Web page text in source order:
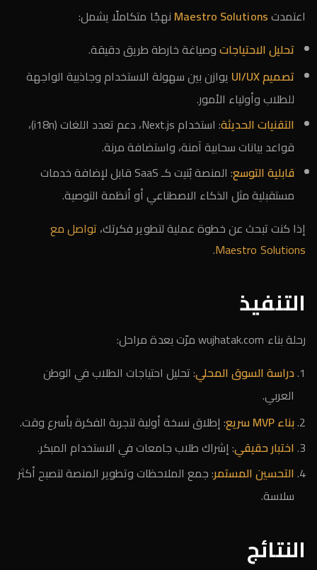
اعتمدتMaestro Solutions نهجًا متكاملًا يشمل:
تحليل الاحتياجاتوصياغة خارطة طريق دقيقة.
تصميم UI/UX
يوازن بين سهولة الاستخدام وجاذبية الواجهة
للطلاب وأولياء الأمور.
التقنيات الحديثة
: استخدام Next.js، دعم تعدد اللغات (i18n)،
قواعد بيانات سحابية آمنة، واستضافة مرنة.
قابلية التوسع
: المنصة بُنيت كـ SaaS قابل لإضافة خدمات
مستقبلية مثل الذكاء الاصطناعي أو أنظمة التوصية.
إذا كنت تبحث عن خطوة عملية لتطوير فكرتك، تواصل مع
Maestro Solutions
.
التنفيذ
رحلة بناء wujhatak.com مرّت بعدة مراحل:
دراسة السوق المحلي: تحليل احتياجات الطلاب في الوطن
العربي.
بناء MVP سريع
: إطلاق نسخة أولية لتجربة الفكرة بأسرع وقت.
اختبار حقيقي: إشراك طلاب جامعات في الاستخدام المبكر.
التحسين المستمر: جمع الملاحظات وتطوير المنصة لتصبح أكثر
سلاسة.
النتائج